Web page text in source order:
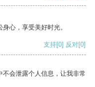
心，享受美好时光。
支持[0] 反对[0]
会泄露个人信息，让我非常